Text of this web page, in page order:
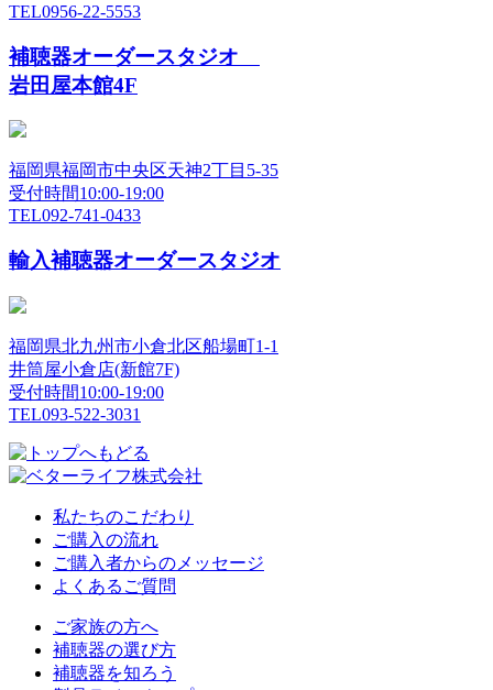
TEL0956-22-5553
補聴器オーダースタジオ
岩田屋本館4F
福岡県福岡市中央区天神2丁目5-35
受付時間10:00-19:00
TEL092-741-0433
輸入補聴器オーダースタジオ
福岡県北九州市小倉北区船場町1-1
井筒屋小倉店(新館7F)
受付時間10:00-19:00
TEL093-522-3031
私たちのこだわり
ご購入の流れ
ご購入者からのメッセージ
よくあるご質問
ご家族の方へ
補聴器の選び方
補聴器を知ろう